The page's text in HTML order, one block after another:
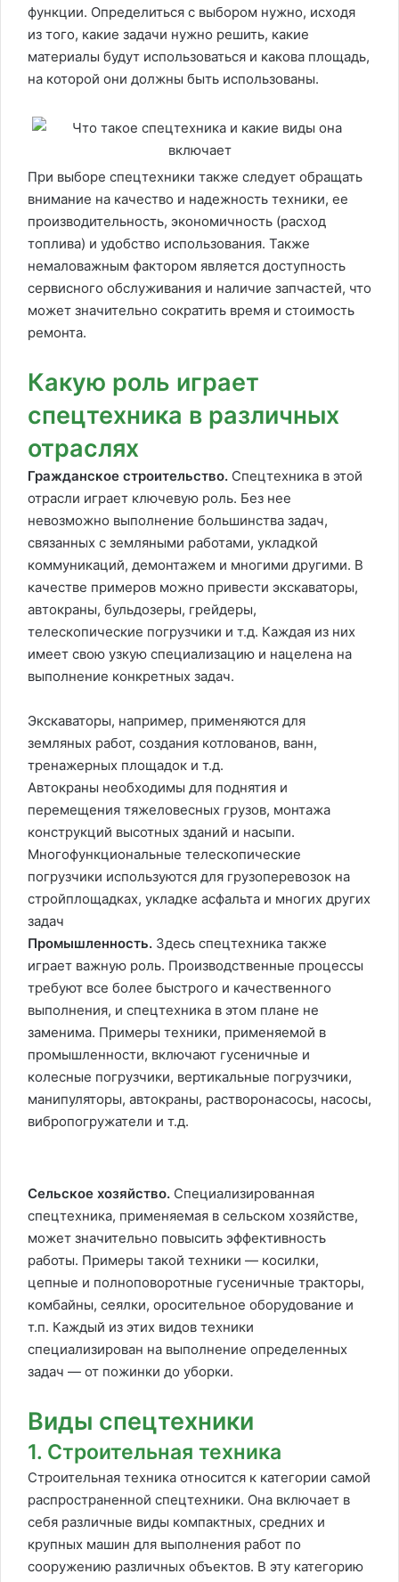
функции. Определиться с выбором нужно, исходя
из того, какие задачи нужно решить, какие
материалы будут использоваться и какова площадь,
на которой они должны быть использованы.
При выборе спецтехники также следует обращать
внимание на качество и надежность техники, ее
производительность, экономичность (расход
топлива) и удобство использования. Также
немаловажным фактором является доступность
сервисного обслуживания и наличие запчастей, что
может значительно сократить время и стоимость
ремонта.
Какую роль играет
спецтехника в различных
отраслях
Гражданское строительство. Спецтехника в этой
отрасли играет ключевую роль. Без нее
невозможно выполнение большинства задач,
связанных с земляными работами, укладкой
коммуникаций, демонтажем и многими другими. В
качестве примеров можно привести экскаваторы,
автокраны, бульдозеры, грейдеры,
телескопические погрузчики и т.д. Каждая из них
имеет свою узкую специализацию и нацелена на
выполнение конкретных задач.
Экскаваторы, например, применяются для
земляных работ, создания котлованов, ванн,
тренажерных площадок и т.д.
Автокраны необходимы для поднятия и
перемещения тяжеловесных грузов, монтажа
конструкций высотных зданий и насыпи.
Многофункциональные телескопические
погрузчики используются для грузоперевозок на
стройплощадках, укладке асфальта и многих других
задач
Промышленность. Здесь спецтехника также
играет важную роль. Производственные процессы
требуют все более быстрого и качественного
выполнения, и спецтехника в этом плане не
заменима. Примеры техники, применяемой в
промышленности, включают гусеничные и
колесные погрузчики, вертикальные погрузчики,
манипуляторы, автокраны, растворонасосы, насосы,
вибропогружатели и т.д.
Сельское хозяйство. Специализированная
спецтехника, применяемая в сельском хозяйстве,
может значительно повысить эффективность
работы. Примеры такой техники — косилки,
цепные и полноповоротные гусеничные тракторы,
комбайны, сеялки, оросительное оборудование и
т.п. Каждый из этих видов техники
специализирован на выполнение определенных
задач — от пожинки до уборки.
Виды спецтехники
1. Строительная техника
Строительная техника относится к категории самой
распространенной спецтехники. Она включает в
себя различные виды компактных, средних и
крупных машин для выполнения работ по
сооружению различных объектов. В эту категорию